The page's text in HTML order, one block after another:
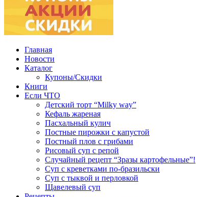
Главная
Новости
Каталог
Купоны/Скидки
Книги
Если ЧТО
Детский торт “Milky way”
Кефаль жареная
Пасхальный кулич
Постные пирожки с капустой
Постный плов с грибами
Рисовый суп с репой
Случайный рецепт “Зразы картофельные”!
Суп с креветками по-бразильски
Суп с тыквой и перловкой
Щавелевый суп